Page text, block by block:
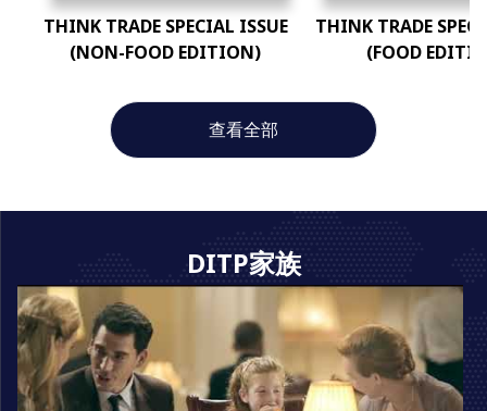
THINK TRADE SPECIAL ISSUE
(NON-FOOD EDITION)
THINK TRADE
(FOOD
查看全部
DITP家族